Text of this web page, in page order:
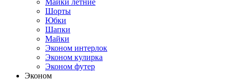
Майки летние
Шорты
Юбки
Шапки
Майки
Эконом интерлок
Эконом кулирка
Эконом футер
Эконом